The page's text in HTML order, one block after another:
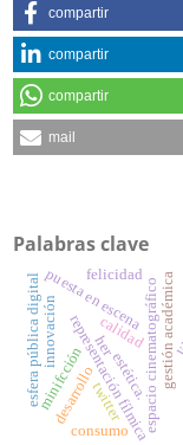
compartir
compartir
compartir
mail
Palabras clave
gestión académica
espacio cinematográfico
representación fílmica
estética.
calidad
puesta en escena
minifcción
desarrollo
felicidad
her
esfera pública digital
consumo
twitter
innovación